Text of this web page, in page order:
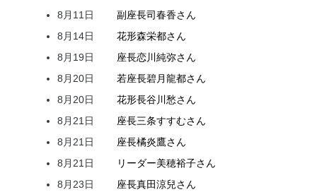
8月11日
副座長司春香さん
8月14日
花形森栄都さん
8月19日
座長恋川純弥さん
8月20日
若座長碧月龍都さん
8月20日
花形長谷川愁さん
8月21日
座長三条すすむさん
8月21日
座長橘炎鷹さん
8月21日
リーダー美穂裕子さん
8月23日
座長真田涼兒さん